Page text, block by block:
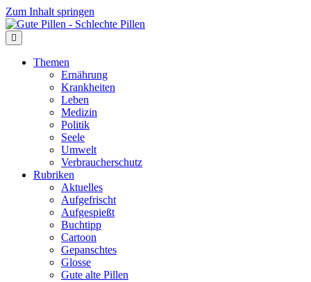
Zum Inhalt springen
Themen
Ernährung
Krankheiten
Leben
Medizin
Politik
Seele
Umwelt
Verbraucherschutz
Rubriken
Aktuelles
Aufgefrischt
Aufgespießt
Buchtipp
Cartoon
Gepanschtes
Glosse
Gute alte Pillen